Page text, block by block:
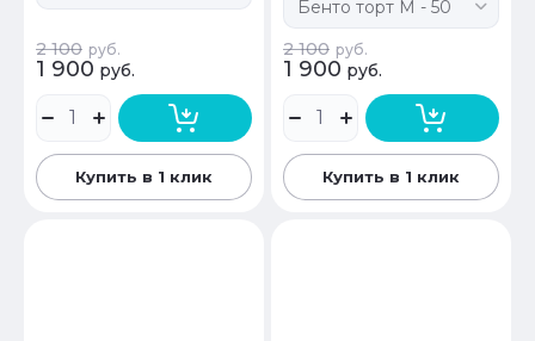
2 100 руб.
1 900 руб.
Купить в 1 клик
2 100 руб.
1 900 руб.
Купить в 1 клик